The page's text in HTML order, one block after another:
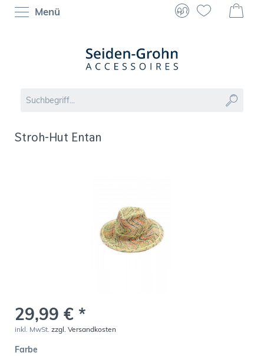
Menü
Stroh-Hut Entan
29,99 € *
inkl. MwSt. zzgl. Versandkosten
Farbe